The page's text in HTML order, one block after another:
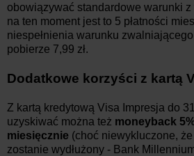
obowiązywać standardowe warunki z
na ten moment jest to 5 płatności
niespełnienia warunku zwalniającego
pobierze 7,99 zł.
Dodatkowe korzyści z kartą
Z kartą kredytową Visa Impresja do
uzyskiwać można też moneyback
miesięcznie (choć niewykluczone,
zostanie wydłużony - Bank